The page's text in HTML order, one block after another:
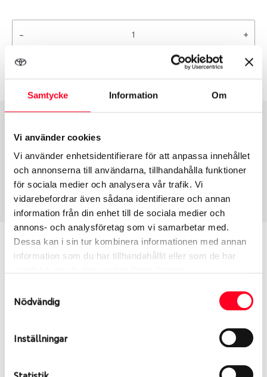
Samtycke Information Om
Vi använder cookies
Vi använder enhetsidentifierare för att anpassa innehållet
och annonserna till användarna, tillhandahålla funktioner
för sociala medier och analysera vår trafik. Vi
vidarebefordrar även sådana identifierare och annan
information från din enhet till de sociala medier och
annons- och analysföretag som vi samarbetar med.
Dessa kan i sin tur kombinera informationen med annan
information som du har tillhandahållit eller som de har
Nödvändig
Inställningar
- +
Typ
Toyota Original – Däck &
Fälg
Aspect ratio
55
Art nummer
9613
Vill du veta mer om Toyota
original?
Uppdatera text här (Wheel detail page extra info
under Site/Page settings)